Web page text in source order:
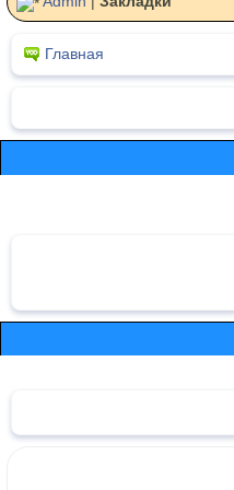
Главная